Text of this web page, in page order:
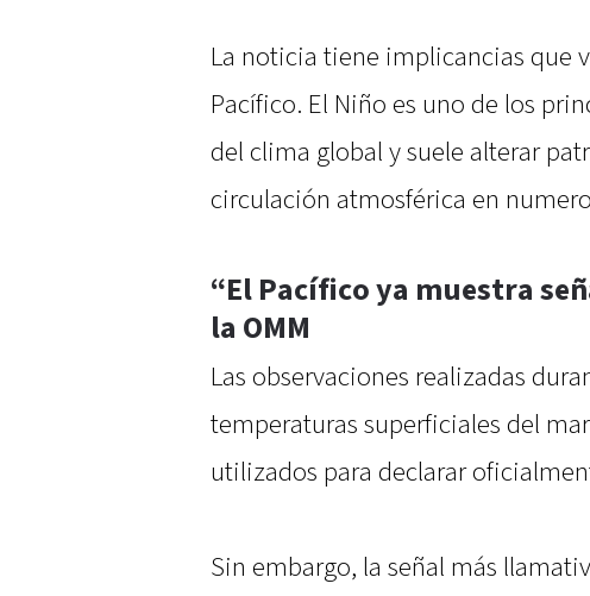
La noticia tiene implicancias que
Pacífico. El Niño es uno de los
del clima global y suele alterar
circulación atmosférica en
“El Pacífico ya muestra
la OMM
Las observaciones realizadas
temperaturas superficiales del
utilizados para declarar
Sin embargo, la señal más